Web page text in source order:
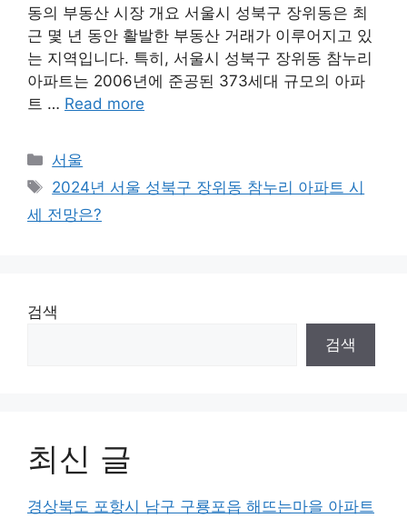
동의 부동산 시장 개요 서울시 성북구 장위동은 최
근 몇 년 동안 활발한 부동산 거래가 이루어지고 있
는 지역입니다. 특히, 서울시 성북구 장위동 참누리
아파트는 2006년에 준공된 373세대 규모의 아파
트 … Read more
Categories
서울
Tags
2024년 서울 성북구 장위동 참누리 아파트 시
세 전망은?
검색
검색
최신 글
경상북도 포항시 남구 구룡포읍 해뜨는마을 아파트